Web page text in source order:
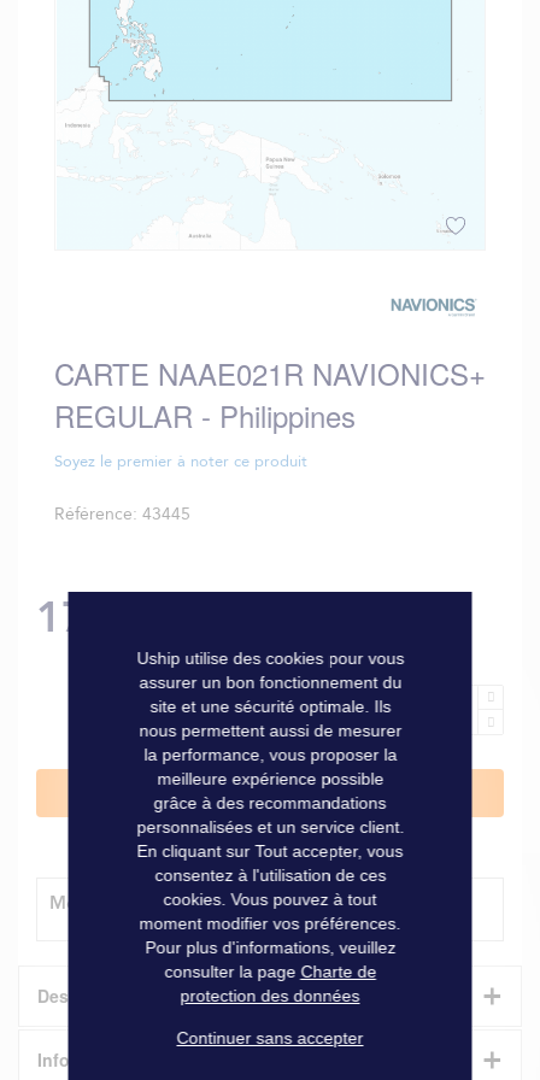
of
the
images
CARTE NAAE021R NAVIONICS+
REGULAR - Philippines
Soyez le premier à noter ce produit
Référence 43445
179,00 €
Ajouter au panier
Modes de livraison
Description +
Informations techniques +
Uship utilise des cookies pour vous
assurer un bon fonctionnement du
site et une sécurité optimale. Ils
nous permettent aussi de mesurer
la performance, vous proposer la
meilleure expérience possible
grâce à des recommandations
personnalisées et un service client.
En cliquant sur Tout accepter, vous
consentez à l'utilisation de ces
cookies. Vous pouvez à tout
moment modifier vos préférences.
Pour plus d'informations, veuillez
consulter la page Charte de
protection des données
Continuer sans accepter